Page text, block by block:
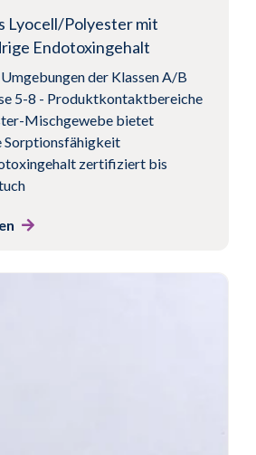
Lyocell/Polyester mit
Endotoxingehalt
der Klassen A/B
5-8 - Produktkontaktbereiche
Mischgewebe bietet
Sorptionsfähigkeit
zertifiziert bis